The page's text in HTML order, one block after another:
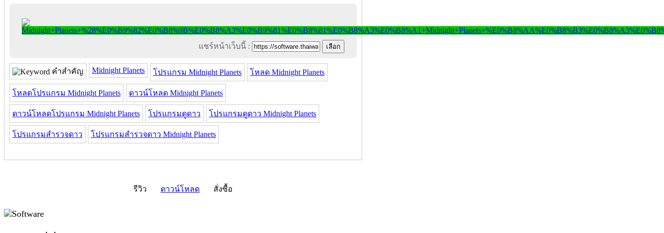
แชร์หน้าเว็บนี้ :
คำสำคัญ Midnight Planets โปรแกรม Midnight Planets โหลด Midnight Planets
โหลดโปรแกรม Midnight Planets ดาวน์โหลด Midnight Planets
ดาวน์โหลดโปรแกรม Midnight Planets โปรแกรมดูดาว โปรแกรมดูดาว Midnight Planets
โปรแกรมสำรวจดาว โปรแกรมสำรวจดาว Midnight Planets
รีวิว ดาวน์โหลด สั่งซื้อ